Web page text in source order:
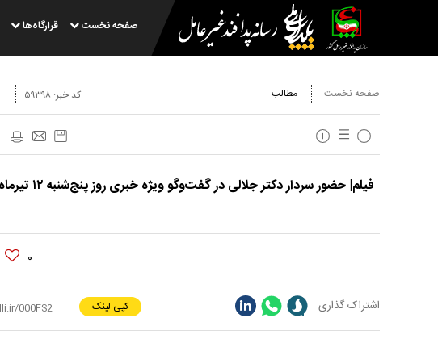
صفحه نخست قرارگاه‌ها
صفحه نخست مطالب کد خبر: ۵۹۳۹۸
فیلم| حضور سردار دکتر جلالی در گفت‌وگو ویژه خبری روز پنج‌شنبه ۱۲ تیرماه ۱۳۹۹
۰
اشتراک گذاری کپی لینک